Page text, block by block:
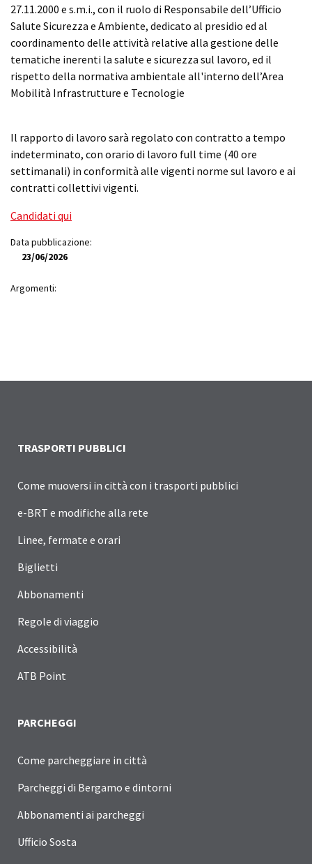
27.11.2000 e s.m.i., con il ruolo di Responsabile dell’Ufficio
Salute Sicurezza e Ambiente, dedicato al presidio ed al
coordinamento delle attività relative alla gestione delle
tematiche inerenti la salute e sicurezza sul lavoro, ed il
rispetto della normativa ambientale all'interno dell’Area
Mobilità Infrastrutture e Tecnologie
Il rapporto di lavoro sarà regolato con contratto a tempo
indeterminato, con orario di lavoro full time (40 ore
settimanali) in conformità alle vigenti norme sul lavoro e ai
contratti collettivi vigenti.
Candidati qui
Data pubblicazione:
23/06/2026
Argomenti:
TRASPORTI PUBBLICI
Come muoversi in città con i trasporti pubblici
e-BRT e modifiche alla rete
Linee, fermate e orari
Biglietti
Abbonamenti
Regole di viaggio
Accessibilità
ATB Point
PARCHEGGI
Come parcheggiare in città
Parcheggi di Bergamo e dintorni
Abbonamenti ai parcheggi
Ufficio Sosta